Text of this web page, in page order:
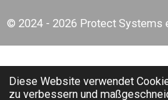
Diese Website verwendet
zu verbessern und
© 2024 - 2026 Protect Systems